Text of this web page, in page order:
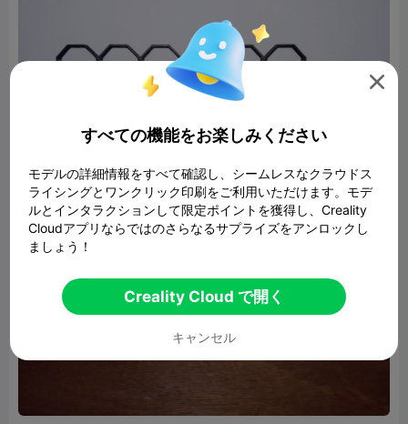

すべての機能をお楽しみください
モデルの詳細情報をすべて確認し、シームレスなクラウドス
ライシングとワンクリック印刷をご利用いただけます。モデ
ルとインタラクションして限定ポイントを獲得し、Creality
Cloudアプリならではのさらなるサプライズをアンロックし
ましょう！
Creality Cloud で開く
キャンセル